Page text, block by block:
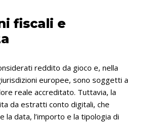
fiscali e
reddito da gioco e, nella
europee, sono soggetti a
reale accreditato. Tuttavia, la
da estratti conto digitali, che
la data, l’importo e la tipologia di